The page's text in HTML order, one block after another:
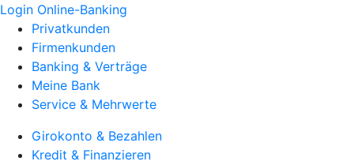
Login Online-Banking
Privatkunden
Firmenkunden
Banking & Verträge
Meine Bank
Service & Mehrwerte
Girokonto & Bezahlen
Kredit & Finanzieren